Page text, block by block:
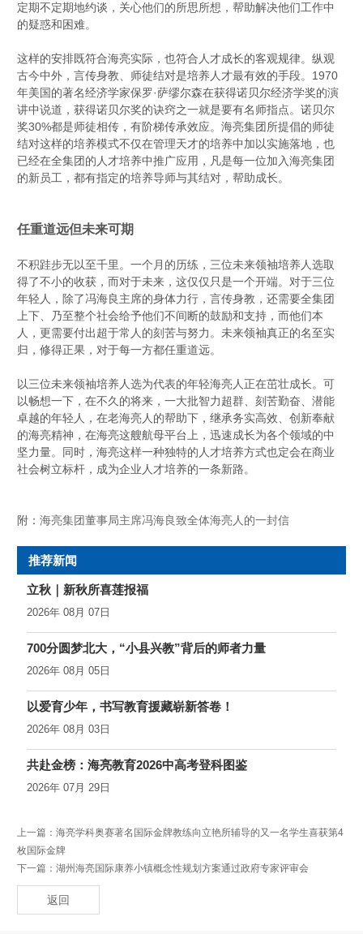
定期不定期地约谈，关心他们的所思所想，帮助解决他们工作中
的疑惑和困难。
这样的安排既符合海亮实际，也符合人才成长的客观规律。纵观
古今中外，言传身教、师徒结对是培养人才最有效的手段。1970
年美国的著名经济学家保罗·萨缪尔森在获得诺贝尔经济学奖的演
讲中说道，获得诺贝尔奖的诀窍之一就是要有名师指点。诺贝尔
奖30%都是师徒相传，有阶梯传承效应。海亮集团所提倡的师徒
结对这样的培养模式不仅在管理天才的培养中加以实施落地，也
已经在全集团的人才培养中推广应用，凡是每一位加入海亮集团
的新员工，都有指定的培养导师与其结对，帮助成长。
任重道远但未来可期
不积跬步无以至千里。一个月的历练，三位未来领袖培养人选取
得了不小的收获，而对于未来，这仅仅只是一个开端。对于三位
年轻人，除了冯海良主席的身体力行，言传身教，还需要全集团
上下、乃至整个社会给予他们不间断的鼓励和支持，而他们本
人，更需要付出超于常人的刻苦与努力。未来领袖真正的名至实
归，修得正果，对于每一方都任重道远。
以三位未来领袖培养人选为代表的年轻海亮人正在茁壮成长。可
以畅想一下，在不久的将来，一大批智力超群、刻苦勤奋、潜能
卓越的年轻人，在老海亮人的帮助下，继承务实高效、创新奉献
的海亮精神，在海亮这艘航母平台上，迅速成长为各个领域的中
坚力量。同时，海亮这样一种独特的人才培养方式也定会在商业
社会树立标杆，成为企业人才培养的一条新路。
附：海亮集团董事局主席冯海良致全体海亮人的一封信
推荐新闻
立秋｜新秋所喜莲报福
2026年 08月 07日
700分圆梦北大，“小县兴教”背后的师者力量
2026年 08月 05日
以爱育少年，书写教育援藏崭新答卷！
2026年 08月 03日
共赴金榜：海亮教育2026中高考登科图鉴
2026年 07月 29日
上一篇：海亮学科奥赛著名国际金牌教练向立艳所辅导的又一名学生喜获第4
枚国际金牌
下一篇：湖州海亮国际康养小镇概念性规划方案通过政府专家评审会
返回